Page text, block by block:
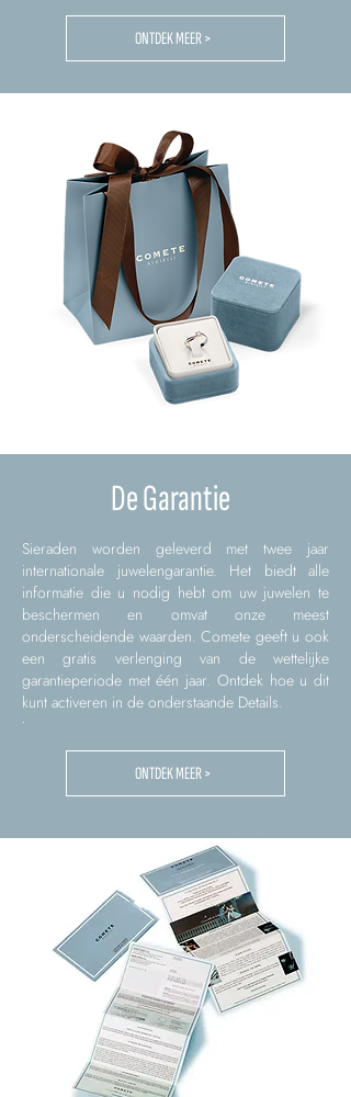
ONTDEK MEER >
De Garantie
Sieraden worden geleverd met twee jaar
internationale juwelengarantie. Het biedt alle
informatie die u nodig hebt om uw juwelen te
beschermen en omvat onze meest
onderscheidende waarden. Comete geeft u ook
een gratis verlenging van de wettelijke
garantieperiode met één jaar. Ontdek hoe u dit
kunt activeren in de onderstaande Details.
ONTDEK MEER >